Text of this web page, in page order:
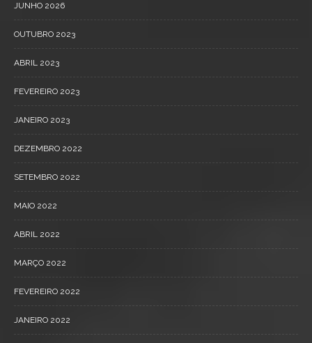
JUNHO 2026
OUTUBRO 2023
ABRIL 2023
FEVEREIRO 2023
JANEIRO 2023
DEZEMBRO 2022
SETEMBRO 2022
MAIO 2022
ABRIL 2022
MARÇO 2022
FEVEREIRO 2022
JANEIRO 2022